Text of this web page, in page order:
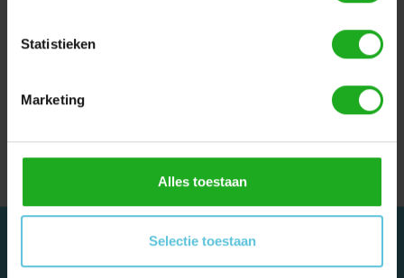
Statistieken
Marketing
Alles toestaan
Selectie toestaan
Dolphin transformator